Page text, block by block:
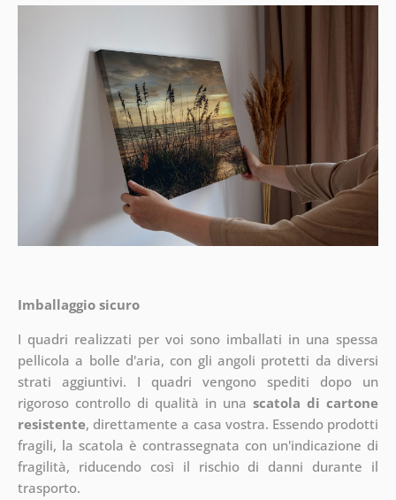
Imballaggio sicuro
I quadri realizzati per voi sono imballati in una spessa
pellicola a bolle d'aria, con gli angoli protetti da diversi
strati aggiuntivi. I quadri vengono spediti dopo un
rigoroso controllo di qualità in unascatola di cartone
resistente, direttamente a casa vostra. Essendo prodotti
fragili, la scatola è contrassegnata con un'indicazione di
fragilità, riducendo così il rischio di danni durante il
trasporto.